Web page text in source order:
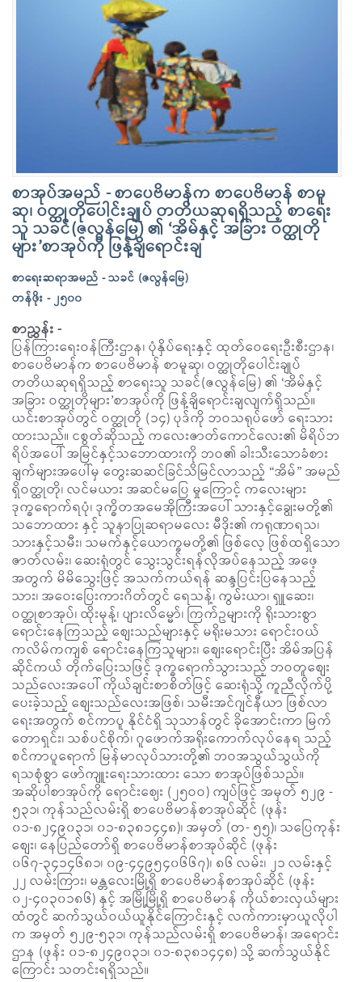
စာအုပ်အမည် - စာပေဗိမာန်က စာပေဗိမာန် စာမူ
ဆု၊ ဝတ္ထုတိုပေါင်းချုပ် တတိယဆုရရှိသည့် စာရေး
သူ သခင်(ဇလွန်မြေ) ၏ ‘အိမ်နှင့် အခြား ဝတ္ထုတို
များ’စာအုပ်ကို ဖြန့်ချိရောင်းချ
စာရေးဆရာအမည် - သခင် (ဇလွန်မြေ)
တန်ဖိုး - ၂၅၀၀
စာညွှန်း -
ပြန်ကြားရေးဝန်ကြီးဌာန၊ ပုံနှိပ်ရေးနှင့် ထုတ်ဝေရေးဦးစီးဌာန၊
စာပေဗိမာန်က စာပေဗိမာန် စာမူဆု၊ ဝတ္ထုတိုပေါင်းချုပ်
တတိယဆုရရှိသည့် စာရေးသူ သခင်(ဇလွန်မြေ) ၏ ‘အိမ်နှင့်
အခြား ဝတ္ထုတိုများ’စာအုပ်ကို ဖြန့်ချိရောင်းချလျက်ရှိသည်။
ယင်းစာအုပ်တွင် ဝတ္ထုတို (၁၄) ပုဒ်ကို ဘဝသရုပ်ဖော် ရေးသား
ထားသည်။ ငစွတ်ဆိုသည့် ကလေးဇာတ်ကောင်လေး၏ မိရိပ်ဘ
ရိပ်အ‌ပေါ် အမြင်နှင့်သဘောထားကို ဘဝ၏ ခါးသီးသောခံစား
ချက်များအပေါ်မှ တွေးဆဆင်ခြင်သိမြင်လာသည့် “အိမ်” အမည်
ရှိဝတ္ထုတို၊ လင်မယား အဆင်မပြေ မှုကြောင့် ကလေးများ
ဒုက္ခရောက်ရပုံ၊ ဒုက္ခိတအမေအိုကြီးအပေါ် သားနှင့်ချွေးမတို့၏
သဘောထား နှင့် သူနာပြုဆရာမလေး မီဒိုး၏ ကရုဏာရသ၊
သားနှင့်သမီး၊ သမက်နှင့်ယောက္ခမတို့၏ ဖြစ်လေ့ ဖြစ်ထရှိသော
ဇာတ်လမ်း၊ ဆေးရုံတွင် သွေးသွင်းရန်လိုအပ်နေသည့် အဖေ့
အတွက် မိမိသွေးဖြင့် အသက်ကယ်ရန် ဆန္ဒပြင်းပြနေသည့်
သား၊ အဝေးပြေးကားဂိတ်တွင် ရေသန့်၊ ကွမ်းယာ၊ ရှူဆေး၊
ဝတ္ထုစာအုပ်၊ ထိုးမုန့်၊ ပျားလိမ္မော်၊ ကြက်ဥများကို ရိုးသားစွာ
ရောင်းနေကြသည့် စျေးသည်များနှင့် မရိုးမသား ရောင်းဝယ်
ကလိမ်ကကျစ် ရောင်းနေကြသူများ၊ စျေးရောင်းပြီး အိမ်အပြန်
ဆိုင်ကယ် တိုက်ပြေးသဖြင့် ဒုက္ခရောက်သွားသည့် ဘဝတူစျေး
သည်လေးအပေါ် ကိုယ်ချင်းစာစိတ်ဖြင့် ဆေးရုံသို့ ကူညီလိုက်ပို့
ပေးခဲ့သည့် စျေးသည်လေးအဖြစ်၊ သမီးအင်ဂျင်နီယာ ဖြစ်လာ
ရေးအတွက် စင်ကာပူ နိုင်ငံရှိ သုသာန်တွင် ခိုအောင်းကာ မြက်
တောရှင်း၊ သစ်ပင်စိုက်၊ ဂူဖောက်အရိုးကောက်လုပ်နေရ သည့်
စင်ကာပူရောက် မြန်မာလုပ်သားတို့၏ ဘဝအသွယ်သွယ်ကို
ရသစုံစွာ ဖော်ကျူးရေးသားထား သော စာအုပ်ဖြစ်သည်။
အဆိုပါစာအုပ်ကို ရောင်းဈေး (၂၅ဝဝ) ကျပ်ဖြင့် အမှတ် ၅၂၉ -
၅၃၁၊ ကုန်သည်လမ်းရှိ စာပေဗိမာန်စာအုပ်ဆိုင် (ဖုန်း
၀၁-၈၂၄၉၀၃၁၊ ၀၁-၈၃၈၁၄၄၈)၊ အမှတ် (တ- ၅၅)၊ သပြေကုန်း
စျေး၊ နေပြည်တော်ရှိ စာပေဗိမာန်စာအုပ်ဆိုင် (ဖုန်း
၀၆၇-၃၄၁၄၆၈၁၊ ၀၉-၄၄၉၅၄၀၆၆၇)၊ ၈၆ လမ်း၊ ၂၁ လမ်းနှင့်
၂၂ လမ်းကြား၊ မန္တလေးမြို့ရှိ စာပေဗိမာန်စာအုပ်ဆိုင် (ဖုန်း
၀၂-၄၀၃၀၁၈၆) နှင့် အမြို့မြို့ရှိ စာပေဗိမာန် ကိုယ်စားလှယ်များ
ထံတွင် ဆက်သွယ်ဝယ်ယူနိုင်ကြောင်းနှင့် လက်ကားမှာယူလိုပါ
က အမှတ် ၅၂၉-၅၃၁၊ ကုန်သည်လမ်းရှိ စာပေဗိမာန်၊ အရောင်း
ဌာန (ဖုန်း ၀၁-၈၂၄၉၀၃၁၊ ၀၁-၈၃၈၁၄၄၈) သို့ ဆက်သွယ်နိုင်
ကြောင်း သတင်းရရှိသည်။